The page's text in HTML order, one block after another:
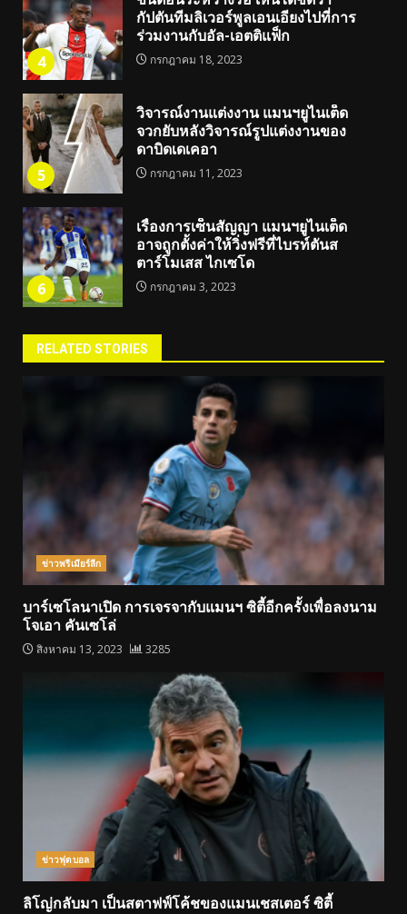
4
กัปตันทีมลิเวอร์พูลเอนเอียงไปที่การ
ร่วมงานกับอัล-เอตติแฟ็ก
กรกฎาคม 18, 2023
5
วิจารณ์งานแต่งงาน แมนฯยูไนเต็ด
จวกยับหลังวิจารณ์รูปแต่งงานของ
ดาบิดเดเคอา
กรกฎาคม 11, 2023
6
เรื่องการเซ็นสัญญา แมนฯยูไนเต็ด
อาจถูกตั้งค่าให้วิ่งฟรีที่ไบรท์ตันส
ตาร์โมเสส ไกเซโด
กรกฎาคม 3, 2023
RELATED STORIES
ข่าวพรีเมียร์ลีก
บาร์เซโลนาเปิด การเจรจากับแมนฯ ซิตี้อีกครั้งเพื่อลงนาม
โจเอา คันเซโล่
สิงหาคม 13, 2023 3285
ข่าวฟุตบอล
ลิโญ่กลับมา เป็นสตาฟฟ์โค้ชของแมนเชสเตอร์ ซิตี้